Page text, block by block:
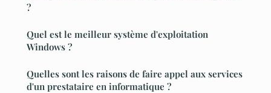
?
Quel est le meilleur système d'exploitation
Windows ?
Quelles sont les raisons de faire appel aux services
d'un prestataire en informatique ?